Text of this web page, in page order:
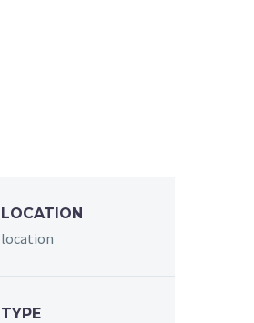
LOCATION
location
TYPE